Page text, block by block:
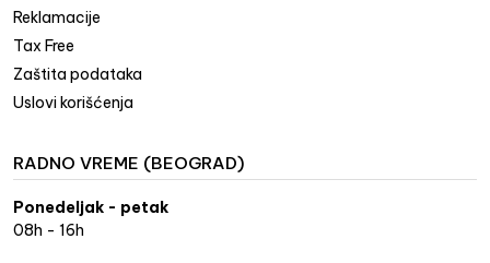
Reklamacije
Tax Free
Zaštita podataka
Uslovi korišćenja
RADNO VREME (BEOGRAD)
Ponedeljak - petak
08h - 16h